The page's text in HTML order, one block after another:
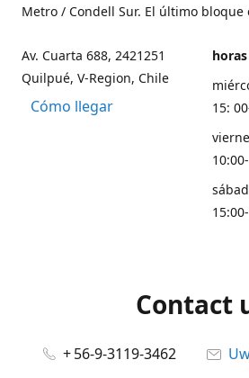
Metro / Condell Sur. El último
Av. Cuarta 688, 2421251
Quilpué, V-Region, Chile
Cómo llegar
15:
Contact
+ 56-9-3119-3462